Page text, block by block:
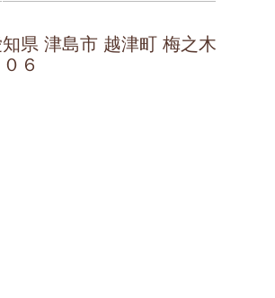
県 津島市 越津町 梅之木
０６